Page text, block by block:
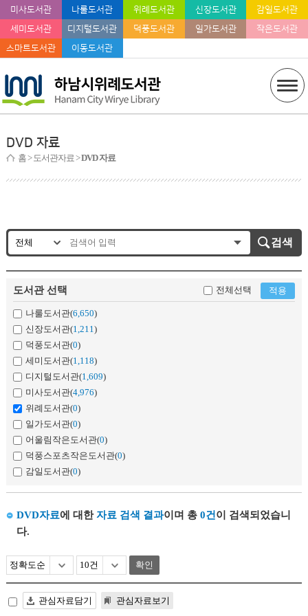
미사도서관 나룰도서관 위례도서관 신장도서관
감일도서관
세미도서관
디지털도서관 덕풍도서관 일가도서관
작은도서관
스마트도서관
이동도서관
DVD 자료
홈> 도서관자료 >DVD 자료